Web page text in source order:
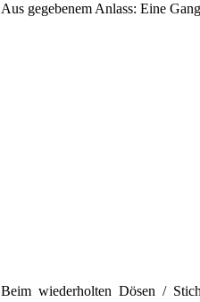
Aus gegebenem Anlass: Eine
Beim wiederholten Dösen /